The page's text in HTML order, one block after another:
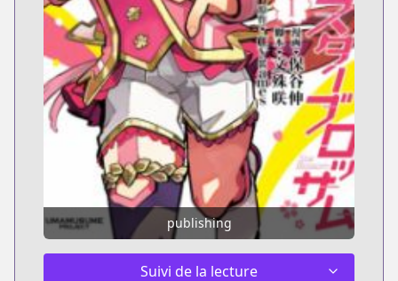
publishing
Suivi de la lecture